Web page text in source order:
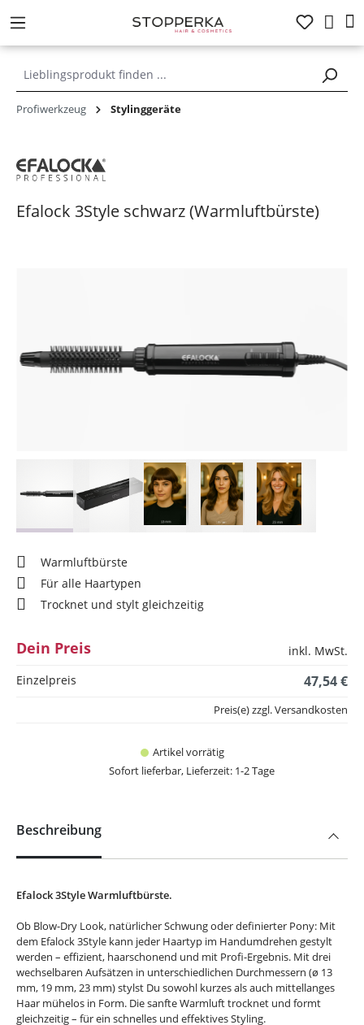
springen
Profiwerkzeug Stylinggeräte
Efalock 3Style schwarz (Warmluftbürste)
Warmluftbürste
Für alle Haartypen
Trocknet und stylt gleichzeitig
Dein Preis
inkl. MwSt.
Einzelpreis
47,54 €
Artikel vorrätig
Sofort lieferbar, Lieferzeit: 1-2 Tage
Preis(e) zzgl. Versandkosten
Beschreibung
Efalock 3Style Warmluftbürste.
Ob Blow-Dry Look, natürlicher Schwung oder definierter Pony: Mit
dem Efalock 3Style kann jeder Haartyp im Handumdrehen gestylt
werden – effizient, haarschonend und mit Profi-Ergebnis. Mit drei
wechselbaren Aufsätzen in unterschiedlichen Durchmessern (ø 13
mm, 19 mm, 23 mm) stylst Du sowohl kurzes als auch mittellanges
Haar mühelos in Form. Die sanfte Warmluft trocknet und formt
gleichzeitig – für ein schnelles und effektives Styling.